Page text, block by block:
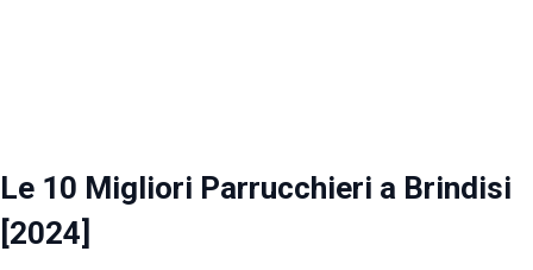
Le 10 Migliori Parrucchieri a Brindisi
[2024]